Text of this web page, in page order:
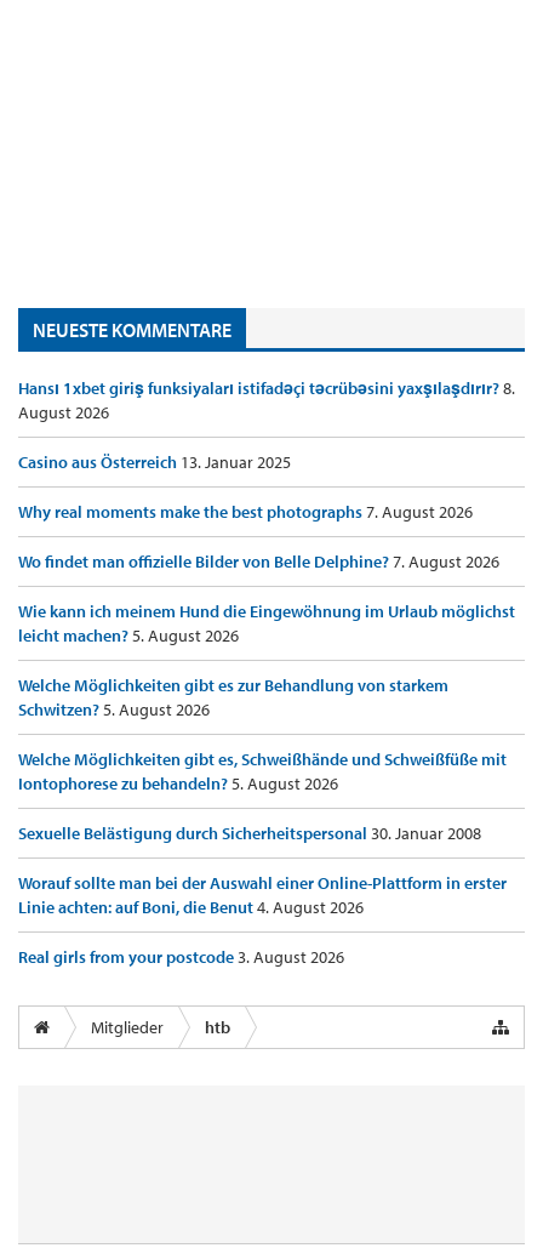
NEUESTE KOMMENTARE
Hansı 1xbet giriş funksiyaları istifadəçi təcrübəsini yaxşılaşdırır?8.
August 2026
Casino aus Österreich 13. Januar 2025
Why real moments make the best photographs7. August 2026
Wo findet man offizielle Bilder von Belle Delphine?7. August 2026
Wie kann ich meinem Hund die Eingewöhnung im Urlaub möglichst
leicht machen?5. August 2026
Welche Möglichkeiten gibt es zur Behandlung von starkem
Schwitzen?5. August 2026
Welche Möglichkeiten gibt es, Schweißhände und Schweißfüße mit
Iontophorese zu behandeln?5. August 2026
Sexuelle Belästigung durch Sicherheitspersonal 30. Januar 2008
Worauf sollte man bei der Auswahl einer Online-Plattform in erster
Linie achten: auf Boni, die Benut4. August 2026
Real girls from your postcode3. August 2026
Mitglieder htb